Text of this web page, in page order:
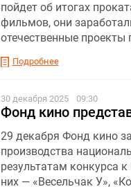
пойдет об итогах
фильмов, они
отечественные проекты
Подробнее
30 декабря 2025 09:30
Фонд кино
29 декабря Фонд кино
производства
результатам конкурса
них — «Весельчак У»,